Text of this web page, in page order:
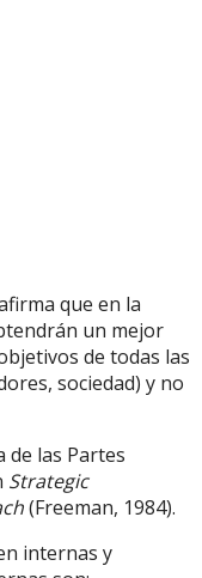
que en la
un mejor
de todas las
sociedad) y no
de las Partes
Strategic
(Freeman, 1984).
internas y